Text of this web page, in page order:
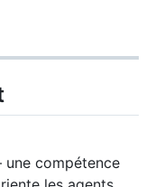
compétence